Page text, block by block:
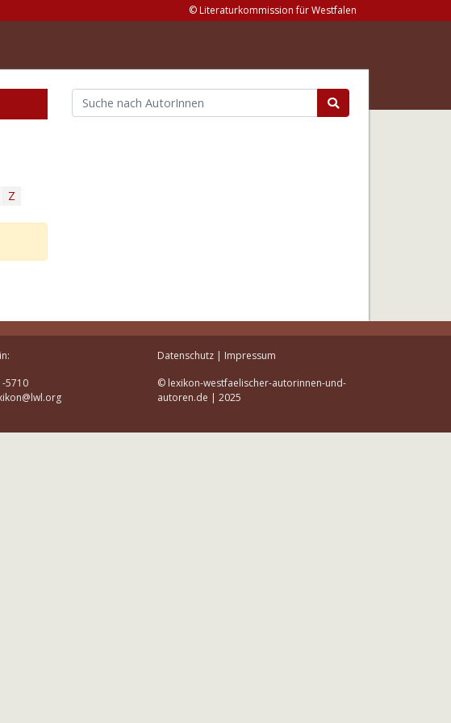
© Literaturkommission für Westfalen
Z
5710
Datenschutz| Impressum
© lexikon-westfaelischer-autorinnen-und-
autoren.de | 2025